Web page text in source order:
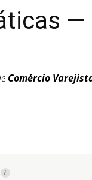
Comércio
i